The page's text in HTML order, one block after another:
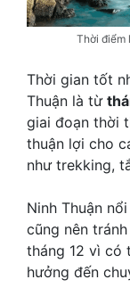
Thời điểm
Thời gian tốt
Thuận là từ
giai đoạn thời
thuận lợi cho
như trekking,
Ninh Thuận
cũng nên
tháng 12 vì có
hưởng đến